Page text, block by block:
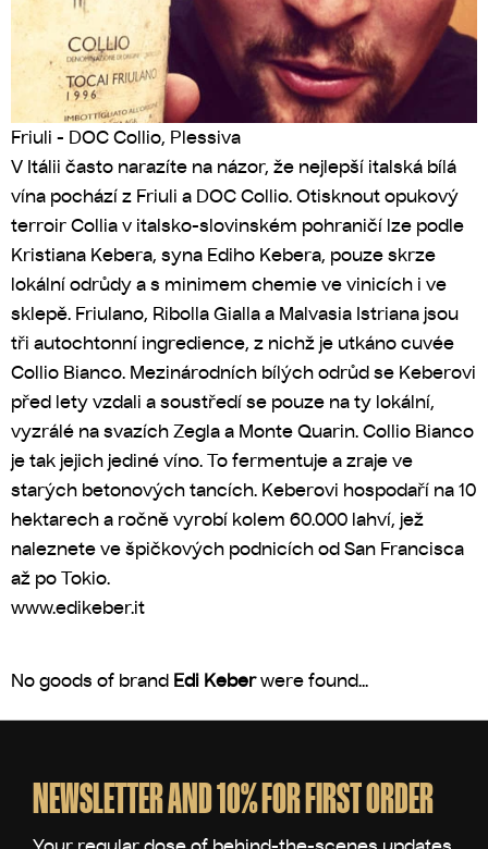
Friuli - DOC Collio, Plessiva
V Itálii často narazíte na názor, že nejlepší italská bílá
vína pochází z Friuli a DOC Collio. Otisknout opukový
terroir Collia v italsko-slovinském pohraničí lze podle
Kristiana Kebera, syna Ediho Kebera, pouze skrze
lokální odrůdy a s minimem chemie ve vinicích i ve
sklepě. Friulano, Ribolla Gialla a Malvasia Istriana jsou
tři autochtonní ingredience, z nichž je utkáno cuvée
Collio Bianco. Mezinárodních bílých odrůd se Keberovi
před lety vzdali a soustředí se pouze na ty lokální,
vyzrálé na svazích Zegla a Monte Quarin. Collio Bianco
je tak jejich jediné víno. To fermentuje a zraje ve
starých betonových tancích. Keberovi hospodaří na 10
hektarech a ročně vyrobí kolem 60.000 lahví, jež
naleznete ve špičkových podnicích od San Francisca
až po Tokio.
www.edikeber.it
No goods of brand Edi Keberwere found...
NEWSLETTER AND 10% FOR FIRST ORDER